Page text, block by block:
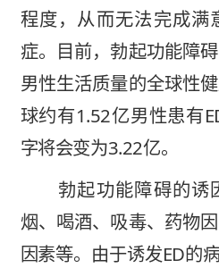
程度，从而无法完成满
症。目前，勃起功能障
男性生活质量的全球性
球约有1.52亿男性患有
字将会变为3.22亿。
勃起功能障碍的诱
烟、喝酒、吸毒、药物
因素等。由于诱发ED的